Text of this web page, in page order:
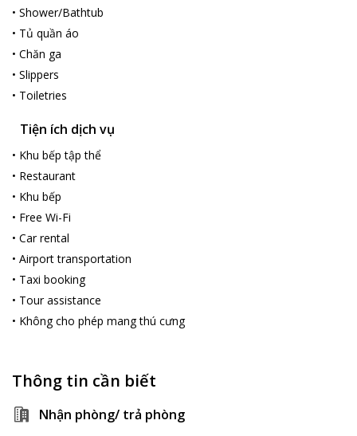
• Shower/Bathtub
• Tủ quần áo
• Chăn ga
• Slippers
• Toiletries
Tiện ích dịch vụ
• Khu bếp tập thể
• Restaurant
• Khu bếp
• Free Wi-Fi
• Car rental
• Airport transportation
• Taxi booking
• Tour assistance
• Không cho phép mang thú cưng
Thông tin cần biết
Nhận phòng/ trả phòng